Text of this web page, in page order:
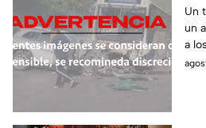
Un
un
a
en